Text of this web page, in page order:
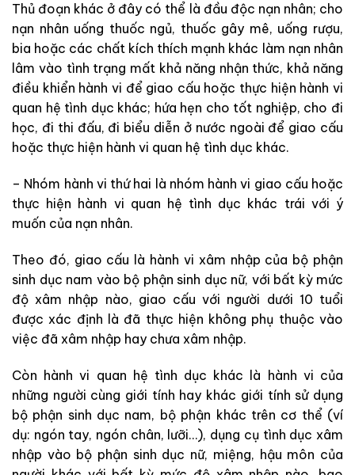
Thủ đoạn khác ở đây có thể là đầu độc nạn nhân; cho
nạn nhân uống thuốc ngủ, thuốc gây mê, uống rượu,
bia hoặc các chất kích thích mạnh khác làm nạn nhân
lâm vào tình trạng mất khả năng nhận thức, khả năng
điều khiển hành vi để giao cấu hoặc thực hiện hành vi
quan hệ tình dục khác; hứa hẹn cho tốt nghiệp, cho đi
học, đi thi đấu, đi biểu diễn ở nước ngoài để giao cấu
hoặc thực hiện hành vi quan hệ tình dục khác.
– Nhóm hành vi thứ hai là nhóm hành vi giao cấu hoặc
thực hiện hành vi quan hệ tình dục khác trái với ý
muốn của nạn nhân.
Theo đó, giao cấu là hành vi xâm nhập của bộ phận
sinh dục nam vào bộ phận sinh dục nữ, với bất kỳ mức
độ xâm nhập nào, giao cấu với người dưới 10 tuổi
được xác định là đã thực hiện không phụ thuộc vào
việc đã xâm nhập hay chưa xâm nhập.
Còn hành vi quan hệ tình dục khác là hành vi của
những người cùng giới tính hay khác giới tính sử dụng
bộ phận sinh dục nam, bộ phận khác trên cơ thể (ví
dụ: ngón tay, ngón chân, lưỡi…), dụng cụ tình dục xâm
nhập vào bộ phận sinh dục nữ, miệng, hậu môn của